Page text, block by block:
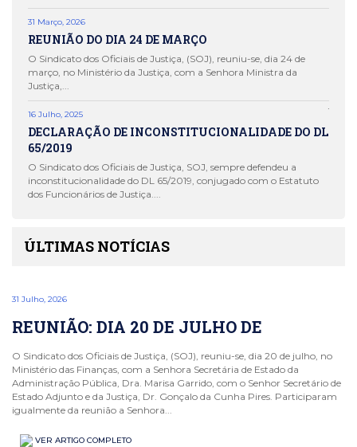
31 Março, 2026
REUNIÃO DO DIA 24 DE MARÇO
O Sindicato dos Oficiais de Justiça, (SOJ), reuniu-se, dia 24 de
março, no Ministério da Justiça, com a Senhora Ministra da
Justiça,...
16 Julho, 2025
DECLARAÇÃO DE INCONSTITUCIONALIDADE DO DL
65/2019
O Sindicato dos Oficiais de Justiça, SOJ, sempre defendeu a
inconstitucionalidade do DL 65/2019, conjugado com o Estatuto
dos Funcionários de Justiça....
ÚLTIMAS NOTÍCIAS
31 Julho, 2026
REUNIÃO: DIA 20 DE JULHO DE
O Sindicato dos Oficiais de Justiça, (SOJ), reuniu-se, dia 20 de julho, no
Ministério das Finanças, com a Senhora Secretária de Estado da
Administração Pública, Dra. Marisa Garrido, com o Senhor Secretário de
Estado Adjunto e da Justiça, Dr. Gonçalo da Cunha Pires. Participaram
igualmente da reunião a Senhora...
VER ARTIGO COMPLETO